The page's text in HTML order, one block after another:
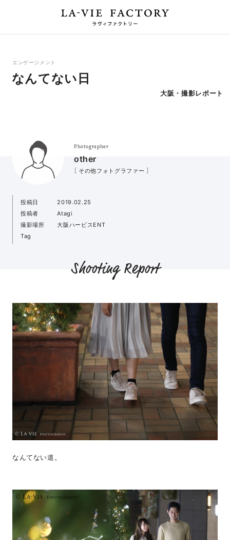
エンゲージメント
なんてない日
大阪・撮影レポート
Photographer
other
［ その他フォトグラファー ］
投稿日
2019.02.25
投稿者
Atagi
撮影場所
大阪ハービスENT
Tag
Shooting Report
なんてない道。